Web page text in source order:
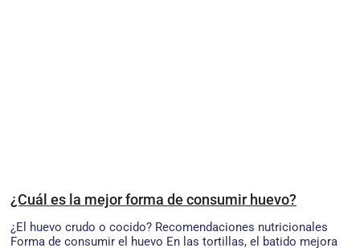
¿Cuál es la mejor forma de consumir huevo?
¿El huevo crudo o cocido? Recomendaciones nutricionales
Forma de consumir el huevo En las tortillas, el batido mejora